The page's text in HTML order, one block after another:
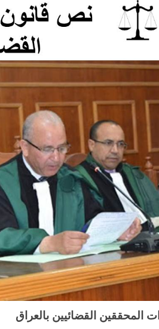
المحققين القضائيين بالعراق